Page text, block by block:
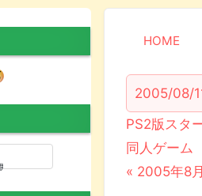
HOME
2005/08/
PS2版スタ
同人ゲーム
« 2005年8